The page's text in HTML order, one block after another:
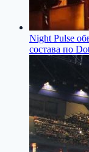
Night Pulse
состава по